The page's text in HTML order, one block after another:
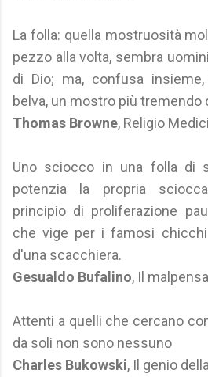
La folla: quella mostruosità
pezzo alla volta, sembra
di Dio; ma, confusa
belva, un mostro più tremendo
Thomas Browne, Religio
Uno sciocco in una folla di
potenzia la propria
principio di proliferazione
che vige per i famosi
d'una scacchiera.
Gesualdo Bufalino, Il
Attenti a quelli che cercano
da soli non sono nessuno
Charles Bukowski, Il genio